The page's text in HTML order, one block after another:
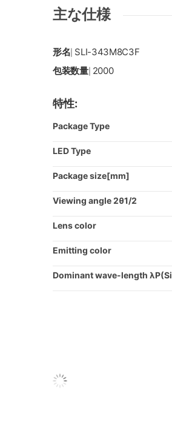
主な仕様
形名 SLI-343M8C3F
包装数量| 2000
特性:
Package Type
LED Type
Package size[mm]
Viewing angle 2θ1/2
Lens color
Emitting color
Dominant wave-length